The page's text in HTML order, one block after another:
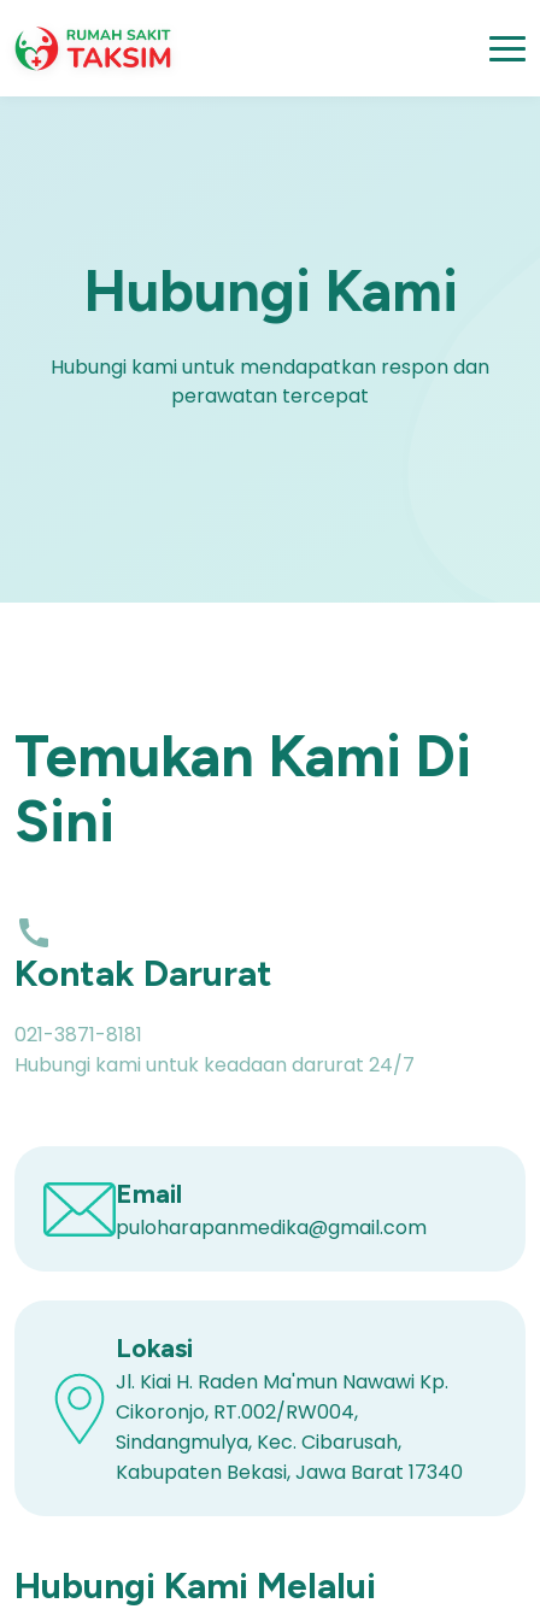
Hubungi Kami
Hubungi kami untuk mendapatkan respon dan
perawatan tercepat
Temukan Kami Di
Sini
Kontak Darurat
021-3871-8181
Hubungi kami untuk keadaan darurat 24/7
Email
puloharapanmedika@gmail.com
Lokasi
Jl. Kiai H. Raden Ma'mun Nawawi Kp.
Cikoronjo, RT.002/RW004,
Sindangmulya, Kec. Cibarusah,
Kabupaten Bekasi, Jawa Barat 17340
Hubungi Kami Melalui